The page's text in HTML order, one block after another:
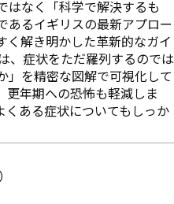
なく「科学で解決するも
あるイギリスの最新アプロー
く解き明かした革新的なガイ
症状をただ羅列するのでは
」を精密な図解で可視化して
更年期への恐怖も軽減しま
くある症状についてもしっか